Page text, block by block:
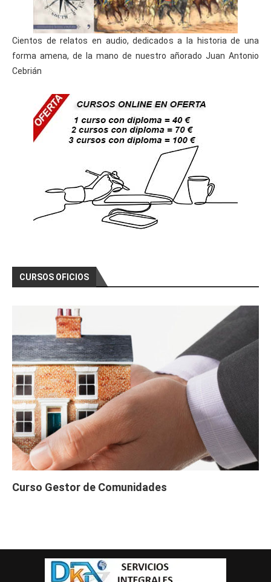
Cientos de relatos en audio, dedicados a la historia de una
forma amena, de la mano de nuestro añorado Juan Antonio
Cebrián
CURSOS OFICIOS
Curso Gestor de Comunidades